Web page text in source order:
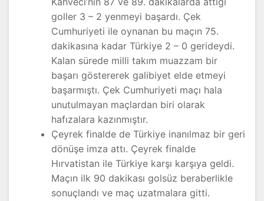
goller 3 – 2 yenmeyi başardı. Çek
Cumhuriyeti ile oynanan bu maçın 75.
dakikasına kadar Türkiye 2 – 0 gerideydi.
Kalan sürede milli takım muazzam bir
başarı göstererek galibiyet elde etmeyi
başarmıştı. Çek Cumhuriyeti maçı hala
unutulmayan maçlardan biri olarak
hafızalara kazınmıştır.
Çeyrek finalde de Türkiye inanılmaz bir geri
dönüşe imza attı. Çeyrek finalde
Hırvatistan ile Türkiye karşı karşıya geldi.
Maçın ilk 90 dakikası golsüz beraberlikle
sonuçlandı ve maç uzatmalara gitti.